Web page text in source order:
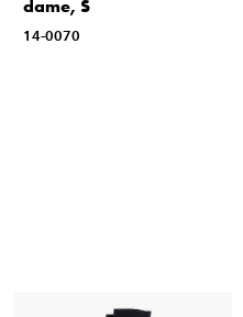
dame, S
14-0070